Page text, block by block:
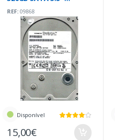
REF:09868
Disponível
15,00€